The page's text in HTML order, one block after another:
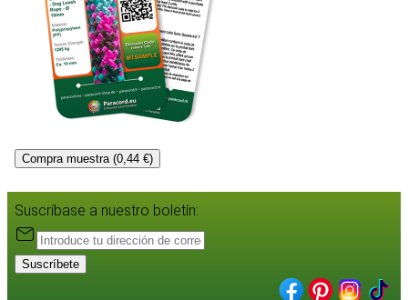
Compra muestra (0,44 €)
Suscríbase a nuestro boletín:
Suscríbete